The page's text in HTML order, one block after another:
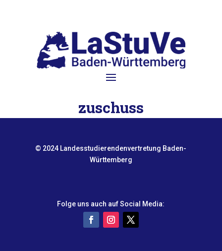
zuschuss
© 2024 Landesstudierendenvertretung Baden-
Württemberg
Folge uns auch auf Social Media: